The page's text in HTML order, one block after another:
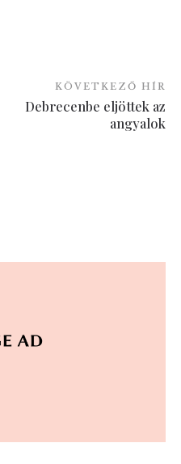
KÖVETKEZŐ HÍR
Debrecenbe eljöttek az
angyalok